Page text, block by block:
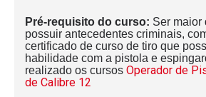
Pré-requisito do curso: Ser maior
possuir antecedentes criminais,
certificado de curso de tiro que
habilidade com a pistola e
realizado os cursos Operador de
de Calibre 12